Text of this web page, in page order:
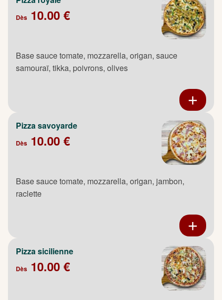
Dès 10.00 €
Base sauce tomate, mozzarella, origan, sauce
samouraï, tikka, poivrons, olives
Pizza savoyarde
Dès 10.00 €
Base sauce tomate, mozzarella, origan, jambon,
raclette
Pizza sicilienne
Dès 10.00 €